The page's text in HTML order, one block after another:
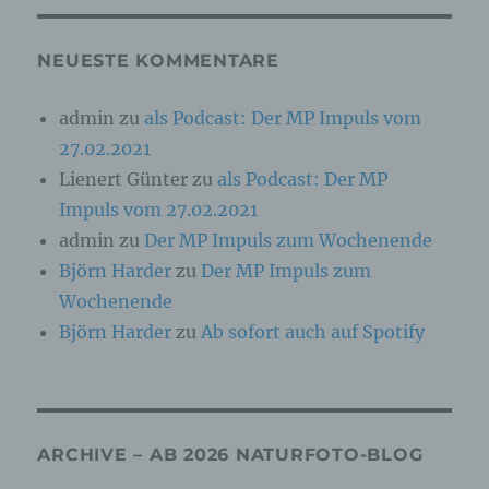
NEUESTE KOMMENTARE
admin zu als Podcast: Der MP Impuls vom
27.02.2021
Lienert Günter zu als Podcast: Der MP
Impuls vom 27.02.2021
admin zu Der MP Impuls zum Wochenende
Björn Harder zu Der MP Impuls zum
Wochenende
Björn Harder zuAb sofort auch auf Spotify
ARCHIVE – AB 2026 NATURFOTO-BLOG
besonderen Merkmalen, die Ausdruck der
psychischen, wirtschaftlichen, kulturellen oder
b) betroffene Person
Betroffene Person ist jede identifizierte oder
identifizierbare natürliche Person, deren
personenbezogene Daten von dem für die
Verarbeitung Verantwortlichen verarbeitet
werden.
oder jede solche Vorgangsreihe im